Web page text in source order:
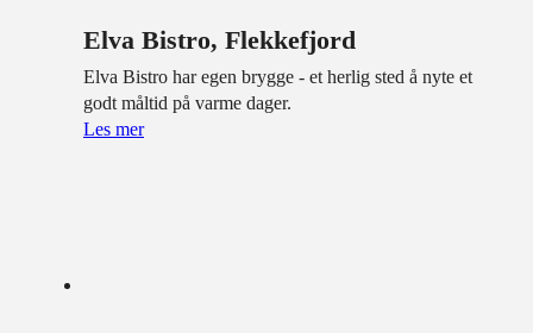
Elva Bistro, Flekkefjord
Elva Bistro har egen brygge - et herlig sted å nyte et
godt måltid på varme dager.
Les mer